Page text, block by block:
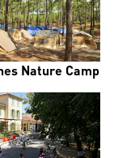
Nature Camp